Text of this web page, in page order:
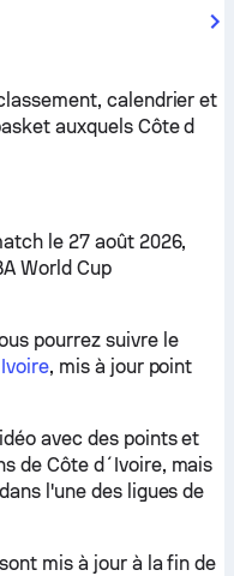
calendrier et
auxquels Côte d
le 27 août 2026,
World Cup
pourrez suivre le
, mis à jour point
avec des points et
de Côte d´Ivoire, mais
l'une des ligues de
mis à jour à la fin de